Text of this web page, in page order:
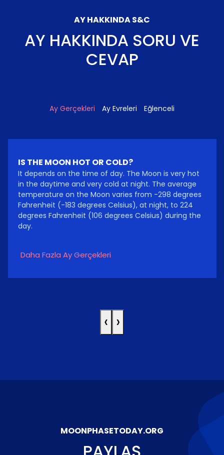
AY HAKKINDA S&C
AY HAKKINDA SORU VE
CEVAP
Ay Gerçekleri Ay Evreleri Eğlenceli
IS THE MOON HOT OR COLD?
It depends on the time of day. The Moon is very hot
in the daytime and very cold at night. The average
temperature on the Moon varies from -298 degrees
Fahrenheit (-183 degrees Celsius), at night, to 224
degrees Fahrenheit (106 degrees Celsius) during the
day.
Daha Fazla Ay Gerçekleri
‹ ›
MOONPHASETODAY.ORG